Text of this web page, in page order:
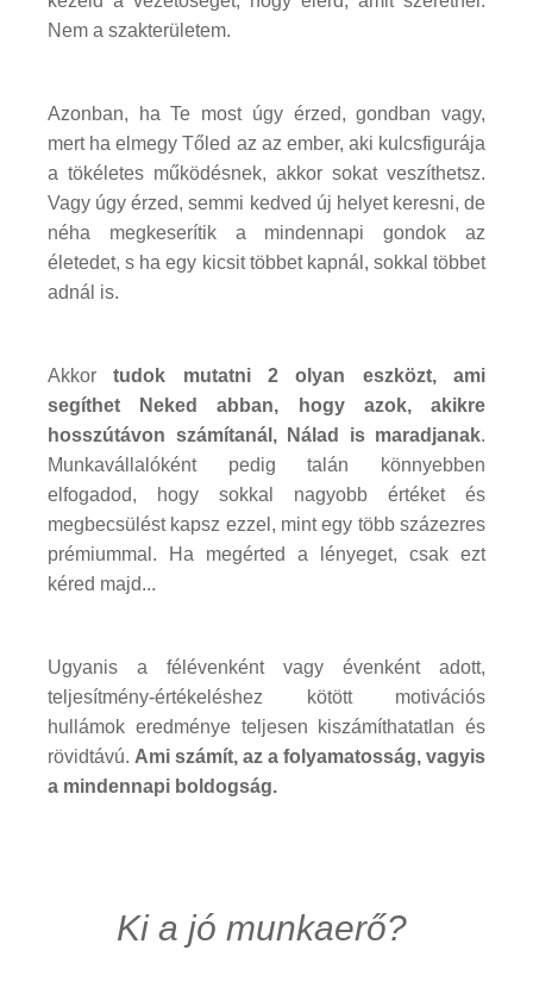
Nem a szakterületem.
Azonban, ha Te most úgy érzed, gondban vagy,
mert ha elmegy Tőled az az ember, aki kulcsfigurája
a tökéletes működésnek, akkor sokat veszíthetsz.
Vagy úgy érzed, semmi kedved új helyet keresni, de
néha megkeserítik a mindennapi gondok az
életedet, s ha egy kicsit többet kapnál, sokkal többet
adnál is.
Akkortudok mutatni 2 olyan eszközt, ami
segíthet Neked abban, hogy azok, akikre
hosszútávon számítanál, Nálad is maradjanak.
Munkavállalóként pedig talán könnyebben
elfogadod, hogy sokkal nagyobb értéket és
megbecsülést kapsz ezzel, mint egy több százezres
prémiummal. Ha megérted a lényeget, csak ezt
kéred majd...
Ugyanis a félévenként vagy évenként adott,
teljesítmény-értékeléshez kötött motivációs
hullámok eredménye teljesen kiszámíthatatlan és
rövidtávú. Ami számít, az a folyamatosság, vagyis
a mindennapi boldogság.
Ki a jó munkaerő?